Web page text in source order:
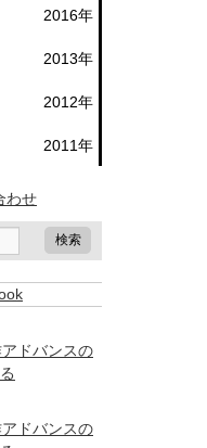
2016年
2013年
2012年
2011年